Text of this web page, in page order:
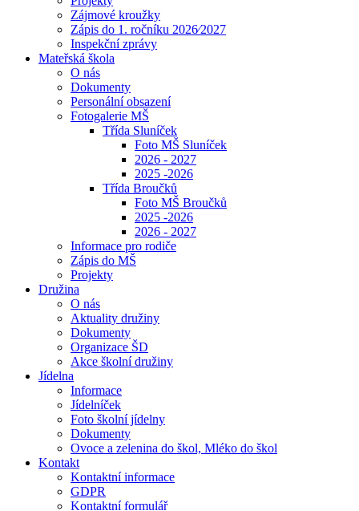
Zájmové kroužky
Zápis do 1. ročníku 2026⁄2027
Inspekční zprávy
Mateřská škola
O nás
Dokumenty
Personální obsazení
Fotogalerie MŠ
Třída Sluníček
Foto MŠ Sluníček
2026 - 2027
2025 -2026
Třída Broučků
Foto MŠ Broučků
2025 -2026
2026 - 2027
Informace pro rodiče
Zápis do MŠ
Projekty
Družina
O nás
Aktuality družiny
Dokumenty
Organizace ŠD
Akce školní družiny
Jídelna
Informace
Jídelníček
Foto školní jídelny
Dokumenty
Ovoce a zelenina do škol, Mléko do škol
Kontakt
Kontaktní informace
GDPR
Kontaktní formulář